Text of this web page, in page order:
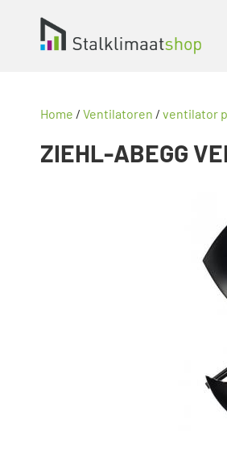
Home / Ventilatoren / ventilator
ZIEHL-ABEGG